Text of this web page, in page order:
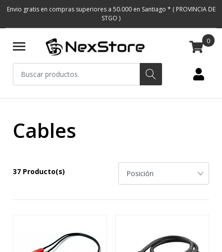
Envio gratis en compras superiores a 50.000 en Santiago * ( PROVINCIA DE
STGO )
0
Cables
37 Producto(s)